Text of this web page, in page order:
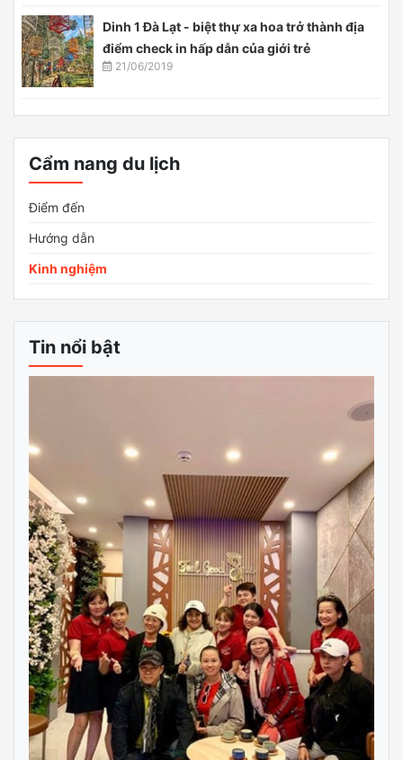
Cẩm nang du lịch
Điểm đến
Hướng dẫn
Kinh nghiệm
Tin nổi bật
Dinh 1 Đà Lạt - biệt thự xa hoa trở thành địa
điểm check in hấp dẫn của giới trẻ
21/06/2019